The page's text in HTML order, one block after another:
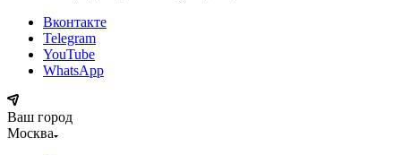
Вконтакте
Telegram
YouTube
WhatsApp
Ваш город
Москва